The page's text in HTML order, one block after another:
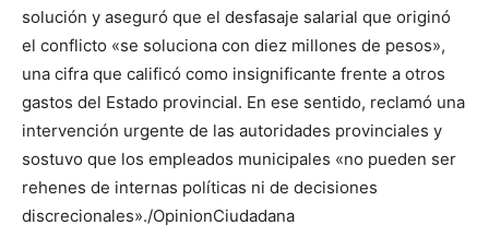
solución y aseguró que el desfasaje salarial que originó
el conflicto «se soluciona con diez millones de pesos»,
una cifra que calificó como insignificante frente a otros
gastos del Estado provincial. En ese sentido, reclamó una
intervención urgente de las autoridades provinciales y
sostuvo que los empleados municipales «no pueden ser
rehenes de internas políticas ni de decisiones
discrecionales»./OpinionCiudadana